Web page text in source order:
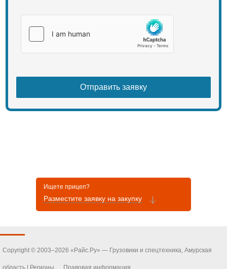
Ищете прицеп?
Разместите заявку на закупку
Copyright © 2003–2026 «Райс.Ру» — Грузовики и спецтехника, Амурская
область | Регионы Правовая информация